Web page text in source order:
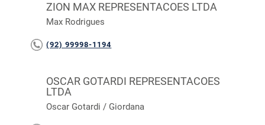
ZION MAX REPRESENTACOES LTDA
Max Rodrigues
(92) 99998-1194
OSCAR GOTARDI REPRESENTACOES
LTDA
Oscar Gotardi / Giordana